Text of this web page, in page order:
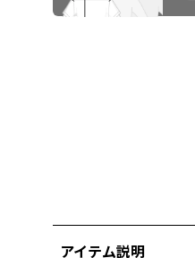
アイテム説明